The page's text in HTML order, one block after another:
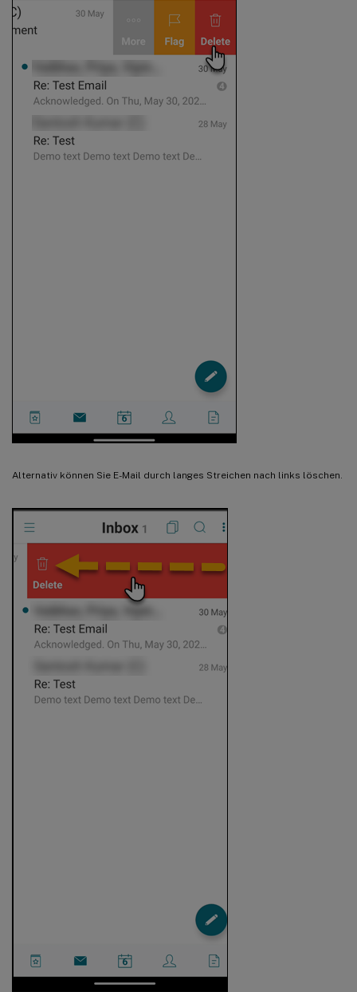
Alternativ können Sie E-Mail durch langes Streichen nach links löschen.